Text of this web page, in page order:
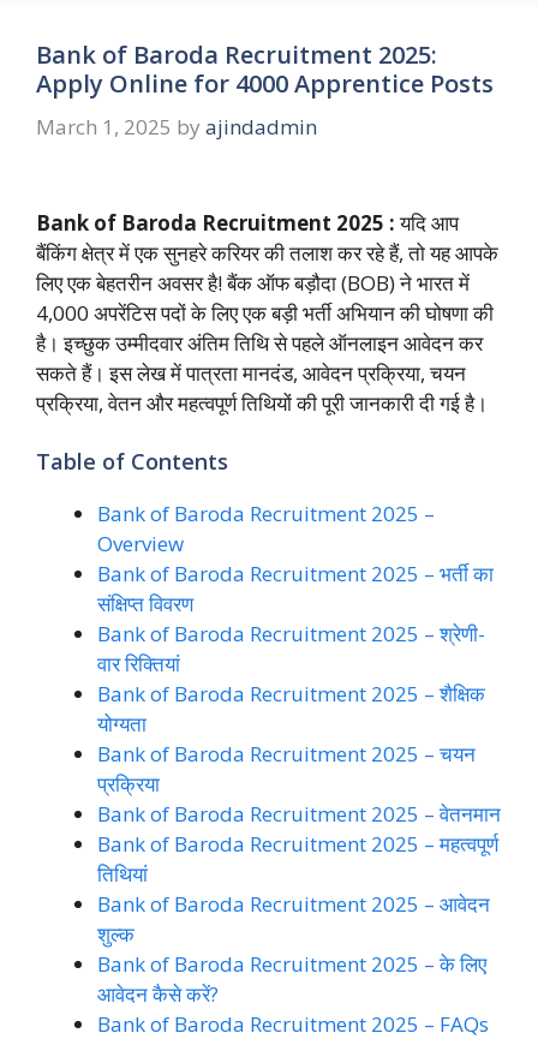
Bank of Baroda Recruitment 2025:
Apply Online for 4000 Apprentice Posts
March 1, 2025 by ajindadmin
Bank of Baroda Recruitment 2025 :यदि आप
बैंकिंग क्षेत्र में एक सुनहरे करियर की तलाश कर रहे हैं, तो यह आपके
लिए एक बेहतरीन अवसर है! बैंक ऑफ बड़ौदा (BOB) ने भारत में
4,000 अपरेंटिस पदों के लिए एक बड़ी भर्ती अभियान की घोषणा की
है। इच्छुक उम्मीदवार अंतिम तिथि से पहले ऑनलाइन आवेदन कर
सकते हैं। इस लेख में पात्रता मानदंड, आवेदन प्रक्रिया, चयन
प्रक्रिया, वेतन और महत्वपूर्ण तिथियों की पूरी जानकारी दी गई है।
Table of Contents
Bank of Baroda Recruitment 2025 –
Overview
Bank of Baroda Recruitment 2025 – भर्ती का
संक्षिप्त विवरण
Bank of Baroda Recruitment 2025 – श्रेणी-
वार रिक्तियां
Bank of Baroda Recruitment 2025 – शैक्षिक
योग्यता
Bank of Baroda Recruitment 2025 – चयन
प्रक्रिया
Bank of Baroda Recruitment 2025 – वेतनमान
Bank of Baroda Recruitment 2025 – महत्वपूर्ण
तिथियां
Bank of Baroda Recruitment 2025 – आवेदन
शुल्क
Bank of Baroda Recruitment 2025 – के लिए
आवेदन कैसे करें?
Bank of Baroda Recruitment 2025 – FAQs